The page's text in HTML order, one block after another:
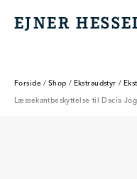
EJNER HESSEL
EJNER
Forside / Shop / Ekstraudstyr /
Læssekantbeskyttelse til Dacia